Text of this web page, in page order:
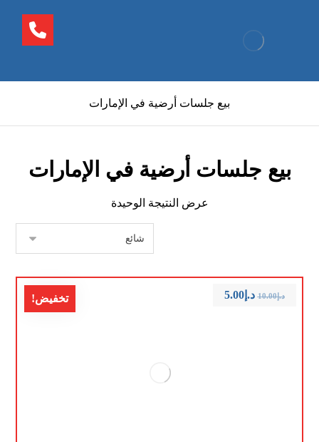
بيع جلسات أرضية في الإمارات
بيع جلسات أرضية في الإمارات
عرض النتيجة الوحيدة
تخفيض! د.إ10.00 د.إ5.00